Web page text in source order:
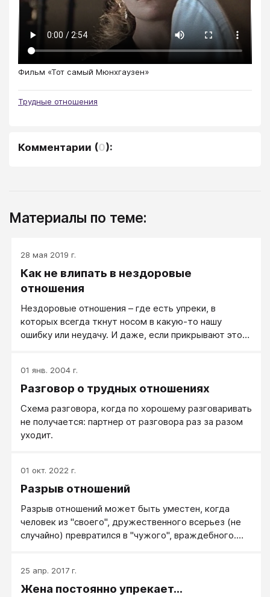
Фильм «Тот самый Мюнхгаузен»
Трудные отношения
Комментарии (0):
Материалы по теме:
28 мая 2019 г.
Как не влипать в нездоровые
отношения
Нездоровые отношения – где есть упреки, в
которых всегда ткнут носом в какую-то нашу
ошибку или неудачу. И даже, если прикрывают это
01 янв. 2004 г.
Разговор о трудных отношениях
Схема разговора, когда по хорошему разговаривать
не получается: партнер от разговора раз за разом
уходит.
01 окт. 2022 г.
Разрыв отношений
Разрыв отношений может быть уместен, когда
человек из "своего", дружественного всерьез (не
случайно) превратился в "чужого", враждебного.
25 апр. 2017 г.
Жена постоянно упрекает...